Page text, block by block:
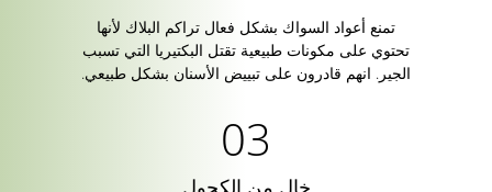
تمنع أعواد السواك بشكل فعال تراكم البلاك لأنها
تحتوي على مكونات طبيعية تقتل البكتيريا التي تسبب
الجير. انهم قادرون على تبييض الأسنان بشكل طبيعي.